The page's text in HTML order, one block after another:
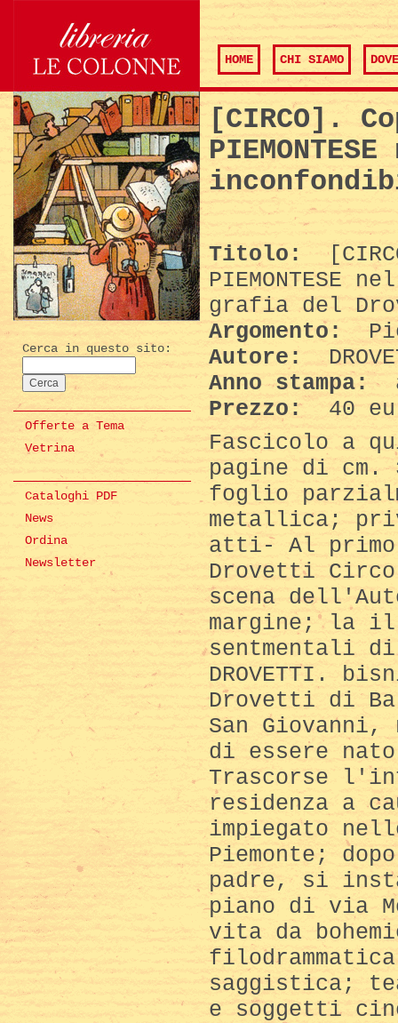
HOME CHI SIAMO
Cerca in questo sito:
Offerte a Tema
Vetrina
Cataloghi PDF
News
Ordina
Newsletter
[CIRCO].
Titolo:
grafia del
Argomento:
Autore:
Anno stampa:
Prezzo:
40
Fascicolo a
pagine di
foglio
metallica;
atti- Al
Drovetti
scena
margine; la il
sentmentali
DROVETTI.
Drovetti di
San
di essere
Trascorse
residenza a
impiegato
Piemonte;
padre, si
piano di via
vita da
saggistica;
e soggetti